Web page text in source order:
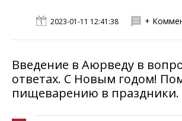
2023-01-11 12:41:38 +
Введение в Аюрведу в
ответах. С Новым годом!
пищеварению в праздники.